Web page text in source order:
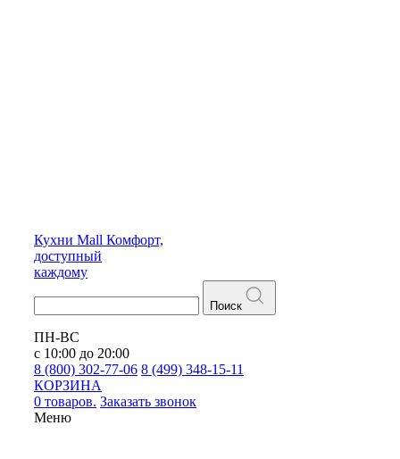
Кухни Mall Комфорт,
доступный
каждому
Поиск
ПН-ВС
с 10:00 до 20:00
8 (800) 302-77-06 8 (499) 348-15-11
КОРЗИНА
0 товаров. Заказать звонок
Меню